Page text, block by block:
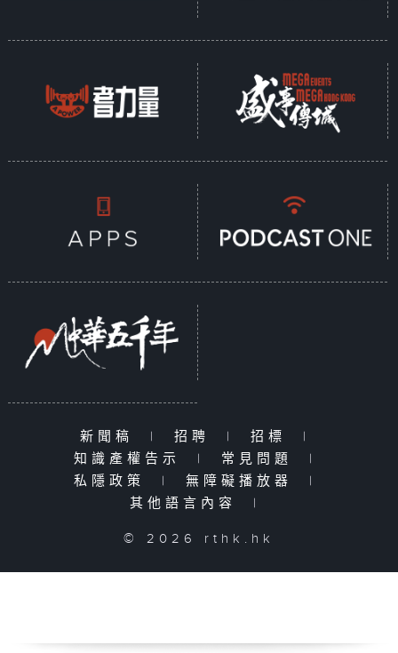
新聞稿 | 招聘 | 招標
|
知識產權告示
| 常見問題
|
私隱政策
| 無障礙播放器
|
其他語言內容
|
© 2026 rthk.hk